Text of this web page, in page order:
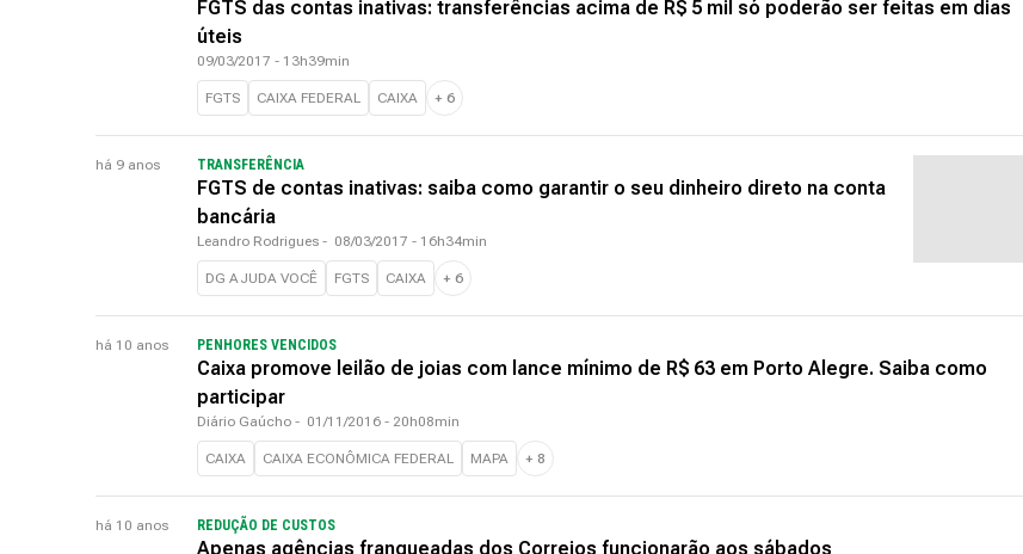
FGTS das contas inativas: transferências acima de R$ 5 mil só poderão ser feitas em dias
úteis
09/03/2017 - 13h39min
FGTS CAIXA FEDERAL CAIXA + 6
há 9 anos TRANSFERÊNCIA
FGTS de contas inativas: saiba como garantir o seu dinheiro direto na conta
bancária
Leandro Rodrigues - 08/03/2017 - 16h34min
DG AJUDA VOCÊ FGTS CAIXA + 6
há 10 anos PENHORES VENCIDOS
Caixa promove leilão de joias com lance mínimo de R$ 63 em Porto Alegre. Saiba como
participar
Diário Gaúcho - 01/11/2016 - 20h08min
CAIXA CAIXA ECONÔMICA FEDERAL MAPA + 8
há 10 anos REDUÇÃO DE CUSTOS
Apenas agências franqueadas dos Correios funcionarão aos sábados